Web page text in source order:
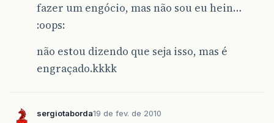
fazer um engócio, mas não sou eu hein…
:oops:
não estou dizendo que seja isso, mas é
engraçado.kkkk
sergiotaborda19 de fev. de 2010